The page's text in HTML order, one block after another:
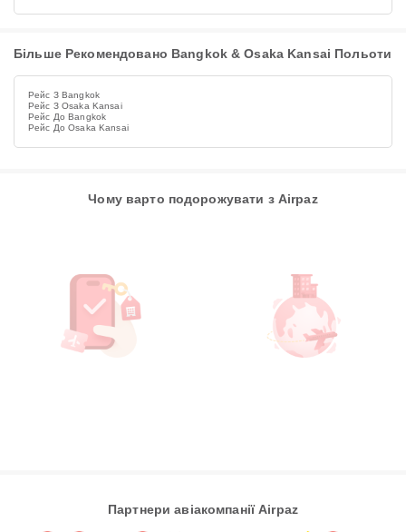
Більше Рекомендовано Bangkok & Osaka Kansai Польоти
Рейс З Bangkok
Рейс З Osaka Kansai
Рейс До Bangkok
Рейс До Osaka Kansai
Чому варто подорожувати з Airpaz
Партнери авіакомпанії Airpaz